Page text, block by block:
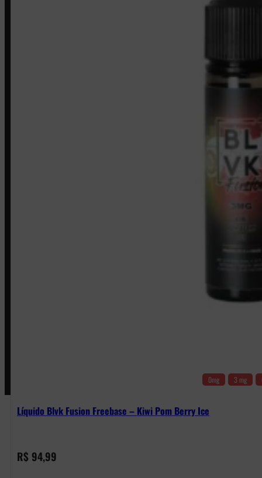
0mg 3 mg
Líquido Blvk Fusion Freebase – Kiwi Pom Berry Ice
R$ 94,99
Política de Garantia, Reembolso e Devolução